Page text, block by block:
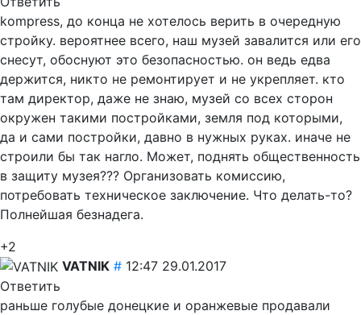
kompress, до конца не хотелось верить в очередную
стройку. вероятнее всего, наш музей завалится или его
снесут, обоснуют это безопасностью. он ведь едва
держится, никто не ремонтирует и не укрепляет. кто
там директор, даже не знаю, музей со всех сторон
окружен такими постройками, земля под которыми,
да и сами постройки, давно в нужных руках. иначе не
строили бы так нагло. Может, поднять общественность
в защиту музея??? Организовать комиссию,
потребовать техническое заключение. Что делать-то?
Полнейшая безнадега.
+2
VATNIK # 12:47 29.01.2017
Ответить
раньше голубые донецкие и оранжевые продавали